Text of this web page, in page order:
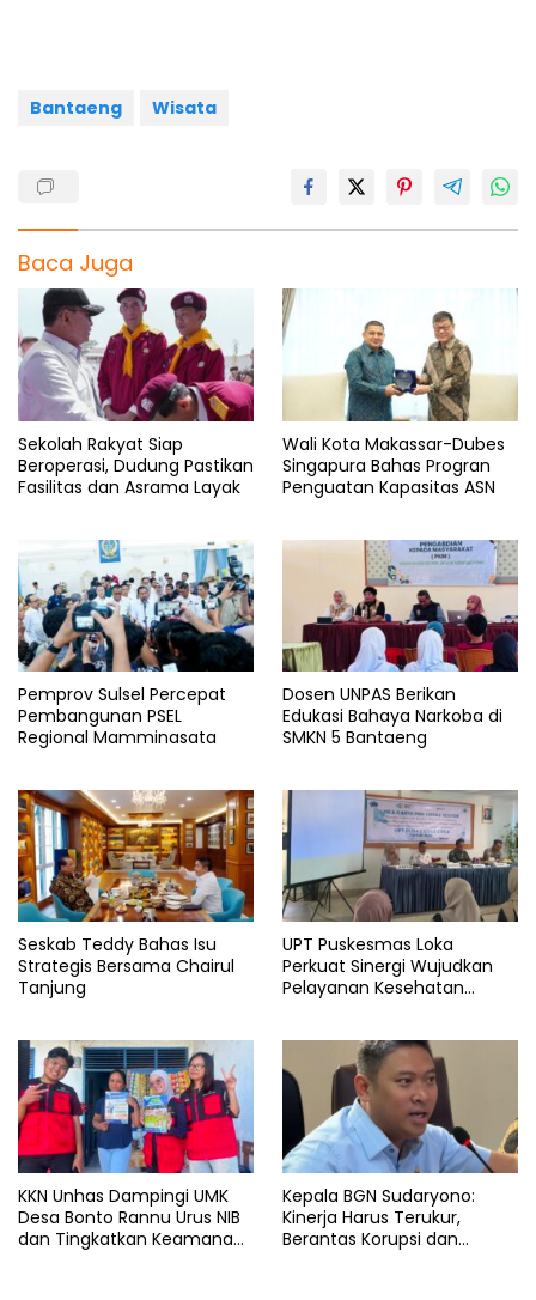
Bantaeng Wisata
Baca Juga
Sekolah Rakyat Siap
Beroperasi, Dudung Pastikan
Fasilitas dan Asrama Layak
Wali Kota Makassar-Dubes
Singapura Bahas Progran
Penguatan Kapasitas ASN
Pemprov Sulsel Percepat
Pembangunan PSEL
Regional Mamminasata
Dosen UNPAS Berikan
Edukasi Bahaya Narkoba di
SMKN 5 Bantaeng
Seskab Teddy Bahas Isu
Strategis Bersama Chairul
Tanjung
UPT Puskesmas Loka
Perkuat Sinergi Wujudkan
Pelayanan Kesehatan
KKN Unhas Dampingi UMK
Desa Bonto Rannu Urus NIB
dan Tingkatkan Keamanan
Kepala BGN Sudaryono:
Kinerja Harus Terukur,
Berantas Korupsi dan